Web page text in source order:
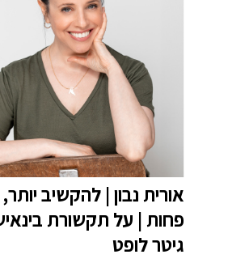
אורית נבון | להקשיב
פחות | על תקשורת
גיטר לופט